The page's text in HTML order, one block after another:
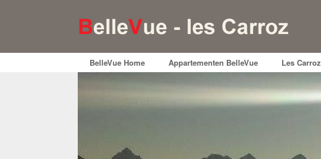
BelleVue Home Appartementen BelleVue Les Carroz